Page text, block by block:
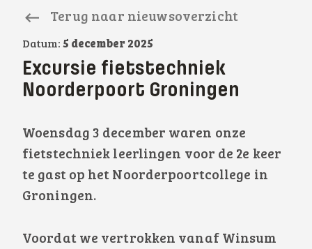
Terug naar nieuwsoverzicht
Datum: 5 december 2025
Excursie fietstechniek
Noorderpoort Groningen
Woensdag 3 december waren onze
fietstechniek leerlingen voor de 2e keer
te gast op het Noorderpoortcollege in
Groningen.
Voordat we vertrokken vanaf Winsum